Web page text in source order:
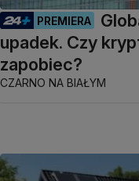
PREMIERA
upadek. Czy
zapobiec?
CZARNO NA BIAŁYM